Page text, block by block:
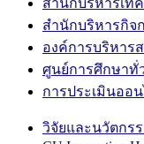
สำนักบริหารกิจ
องค์การบริหาร
ศูนย์การศึกษาทั่
การประเมินออ
วิจัยและนวัตกร